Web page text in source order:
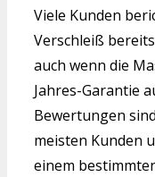
Viele Kunden
Verschleiß
auch wenn die
Jahres-Garantie
Bewertungen
meisten Kunden
einem